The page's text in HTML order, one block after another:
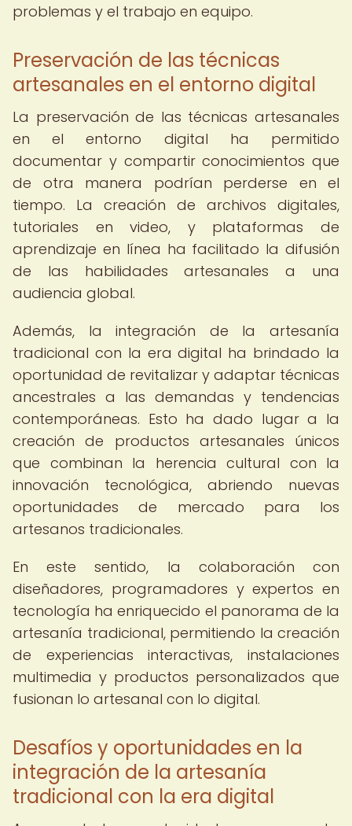
problemas y el trabajo en equipo.
Preservación de las técnicas
artesanales en el entorno digital
La preservación de las técnicas artesanales
en el entorno digital ha permitido
documentar y compartir conocimientos que
de otra manera podrían perderse en el
tiempo. La creación de archivos digitales,
tutoriales en video, y plataformas de
aprendizaje en línea ha facilitado la difusión
de las habilidades artesanales a una
audiencia global.
Además, la integración de la artesanía
tradicional con la era digital ha brindado la
oportunidad de revitalizar y adaptar técnicas
ancestrales a las demandas y tendencias
contemporáneas. Esto ha dado lugar a la
creación de productos artesanales únicos
que combinan la herencia cultural con la
innovación tecnológica, abriendo nuevas
oportunidades de mercado para los
artesanos tradicionales.
En este sentido, la colaboración con
diseñadores, programadores y expertos en
tecnología ha enriquecido el panorama de la
artesanía tradicional, permitiendo la creación
de experiencias interactivas, instalaciones
multimedia y productos personalizados que
fusionan lo artesanal con lo digital.
Desafíos y oportunidades en la
integración de la artesanía
tradicional con la era digital